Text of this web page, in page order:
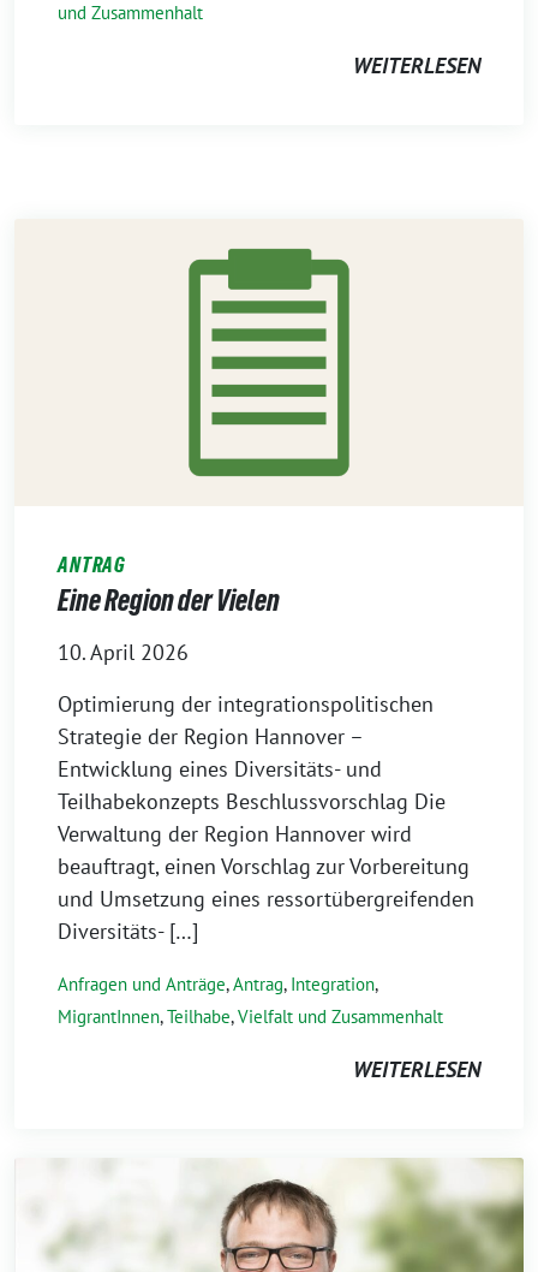
und Zusammenhalt
WEITERLESEN
ANTRAG
Eine Region der Vielen
10. April 2026
Optimierung der integrationspolitischen
Strategie der Region Hannover –
Entwicklung eines Diversitäts- und
Teilhabekonzepts Beschlussvorschlag Die
Verwaltung der Region Hannover wird
beauftragt, einen Vorschlag zur Vorbereitung
und Umsetzung eines ressortübergreifenden
Diversitäts- […]
Anfragen und Anträge,Antrag, Integration,
MigrantInnen,Teilhabe,Vielfalt und Zusammenhalt
WEITERLESEN